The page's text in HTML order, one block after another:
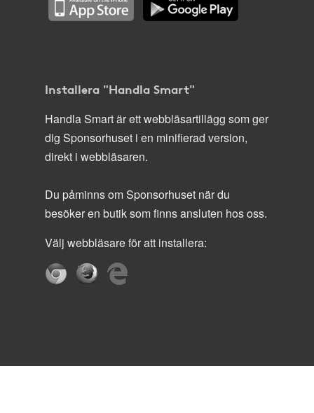
Installera "Handla Smart"
Handla Smart är ett webbläsartillägg som ger
dig Sponsorhuset i en minifierad version,
direkt i webbläsaren.
Du påminns om Sponsorhuset när du
besöker en butik som finns ansluten hos oss.
Välj webbläsare för att installera: